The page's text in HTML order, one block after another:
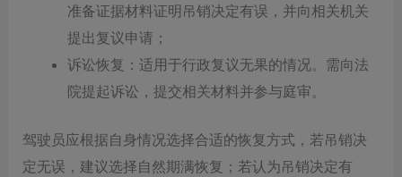
准备证据材料证明吊销决定有误，并向相关机关
提出复议申请；
诉讼恢复：适用于行政复议无果的情况。需向法
院提起诉讼，提交相关材料并参与庭审。
驾驶员应根据自身情况选择合适的恢复方式，若吊销决
定无误，建议选择自然期满恢复；若认为吊销决定有